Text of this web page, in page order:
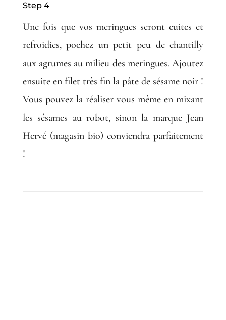
Step 4
Une fois que vos meringues seront cuites et
refroidies, pochez un petit peu de chantilly
aux agrumes au milieu des meringues. Ajoutez
ensuite en filet très fin la pâte de sésame noir !
Vous pouvez la réaliser vous même en mixant
les sésames au robot, sinon la marque Jean
Hervé (magasin bio) conviendra parfaitement
!